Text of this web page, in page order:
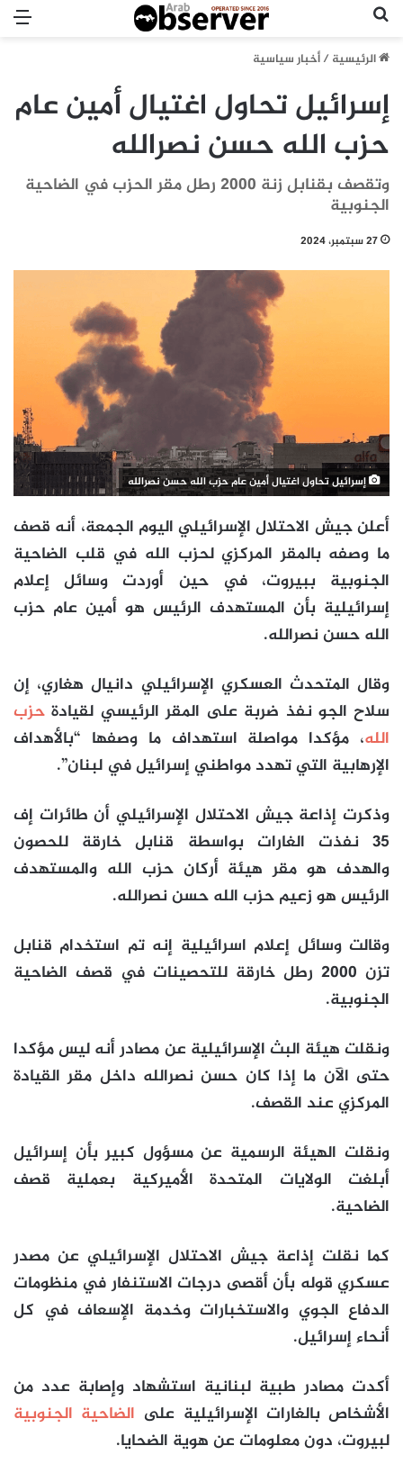
الرئيسية/أخبار سياسية
إسرائيل تحاول اغتيال أمين عام
حزب الله حسن نصرالله
وتقصف بقنابل زنة 2000 رطل مقر الحزب في الضاحية
الجنوبية
27 سبتمبر، 2024
إسرائيل تحاول اغتيال أمين عام حزب الله حسن نصرالله
أعلن جيش الاحتلال الإسرائيلي اليوم الجمعة، أنه قصف
ما وصفه بالمقر المركزي لحزب الله في قلب الضاحية
الجنوبية ببيروت، في حين أوردت وسائل إعلام
إسرائيلية بأن المستهدف الرئيس هو أمين عام حزب
الله حسن نصرالله.
وقال المتحدث العسكري الإسرائيلي دانيال هغاري، إن
سلاح الجو نفذ ضربة على المقر الرئيسي لقيادة حزب
الله، مؤكدا مواصلة استهداف ما وصفها “بالأهداف
الإرهابية التي تهدد مواطني إسرائيل في لبنان”.
وذكرت إذاعة جيش الاحتلال الإسرائيلي أن طائرات إف
35 نفذت الغارات بواسطة قنابل خارقة للحصون
والهدف هو مقر هيئة أركان حزب الله والمستهدف
الرئيس هو زعيم حزب الله حسن نصرالله.
وقالت وسائل إعلام اسرائيلية إنه تم استخدام قنابل
تزن 2000 رطل خارقة للتحصينات في قصف الضاحية
الجنوبية.
ونقلت هيئة البث الإسرائيلية عن مصادر أنه ليس مؤكدا
حتى الآن ما إذا كان حسن نصرالله داخل مقر القيادة
المركزي عند القصف.
ونقلت الهيئة الرسمية عن مسؤول كبير بأن إسرائيل
أبلغت الولايات المتحدة الأميركية بعملية قصف
الضاحية.
كما نقلت إذاعة جيش الاحتلال الإسرائيلي عن مصدر
عسكري قوله بأن أقصى درجات الاستنفار في منظومات
الدفاع الجوي والاستخبارات وخدمة الإسعاف في كل
أنحاء إسرائيل.
أكدت مصادر طبية لبنانية استشهاد وإصابة عدد من
الأشخاص بالغارات الإسرائيلية على الضاحية الجنوبية
لبيروت، دون معلومات عن هوية الضحايا.